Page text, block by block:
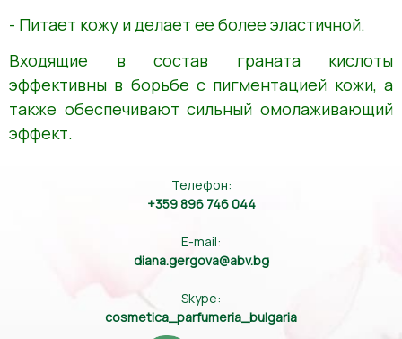
- Питает кожу и делает ее более эластичной.
Входящие в состав граната кислоты
эффективны в борьбе с пигментацией кожи, а
также обеспечивают сильный омолаживающий
эффект.
Телефон:
+359 896 746 044
E-mail:
diana.gergova@abv.bg
Skype:
cosmetica_parfumeria_bulgaria